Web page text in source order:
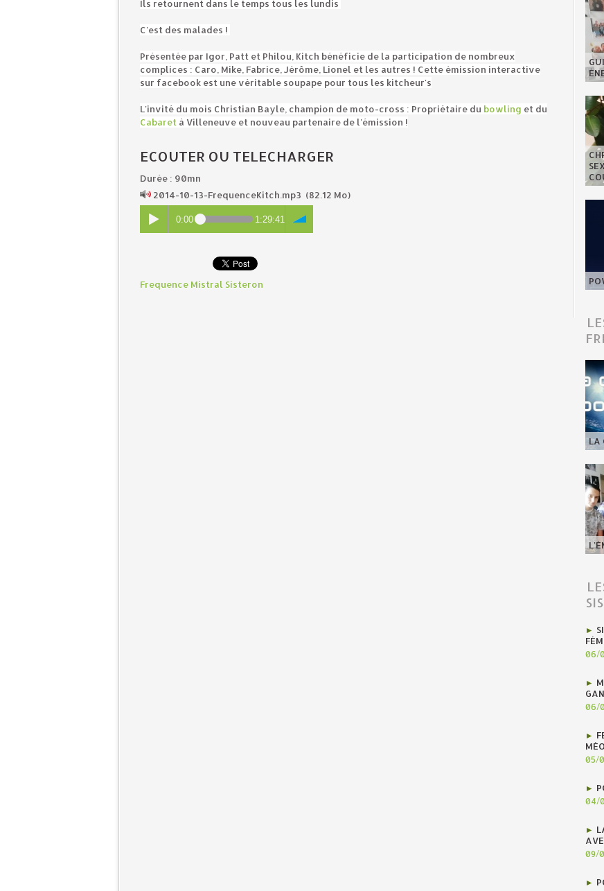
Ils retournent dans le temps tous les lundis
C'est des malades !
Présentée par Igor, Patt et Philou, Kitch bénéficie de la participation de nombreux
complices : Caro, Mike, Fabrice, Jérôme, Lionel et les autres ! Cette émission interactive
sur facebook est une véritable soupape pour tous les kitcheur's
L'invité du mois Christian Bayle, champion de moto-cross : Propriétaire du bowling et du
Cabaret à Villeneuve et nouveau partenaire de l'émission !
ECOUTER OU TELECHARGER
Durée : 90mn
2014-10-13-FrequenceKitch.mp3 (82.12 Mo)
0:00 1:29:41
Frequence Mistral Sisteron
LA
06/
06/
05/
04/
09/